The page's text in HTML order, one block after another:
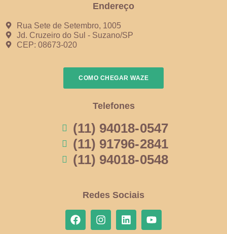
Endereço
Rua Sete de Setembro, 1005
Jd. Cruzeiro do Sul - Suzano/SP
CEP: 08673-020
COMO CHEGAR WAZE
Telefones
(11) 94018-0547
(11) 91796-2841
(11) 94018-0548
Redes Sociais